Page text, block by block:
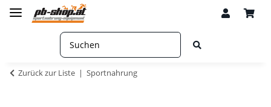
Zurück zur Liste Sportnahrung